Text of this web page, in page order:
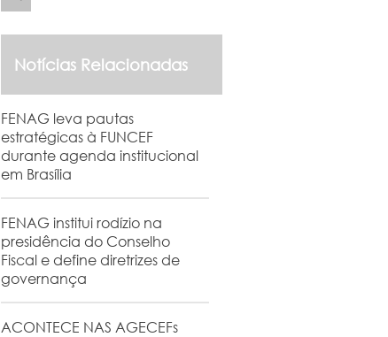
Notícias Relacionadas
FENAG leva pautas
estratégicas à FUNCEF
durante agenda institucional
em Brasília
FENAG institui rodízio na
presidência do Conselho
Fiscal e define diretrizes de
governança
ACONTECE NAS AGECEFs